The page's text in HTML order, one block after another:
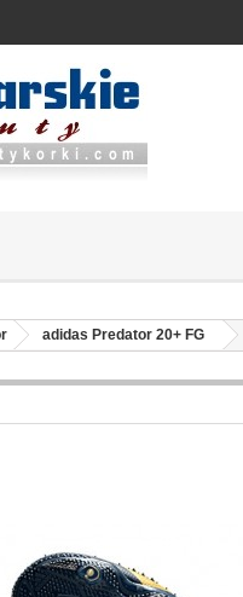
adidas Predator 20+ FG